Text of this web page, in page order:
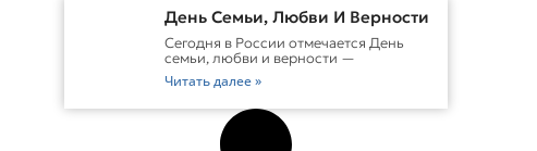
День Семьи, Любви И Верности
Сегодня в России отмечается День
семьи, любви и верности —
Читать далее »